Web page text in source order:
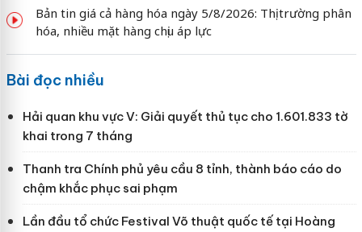
Bản tin giá cả hàng hóa ngày 5/8/2026: Thị trường phân
hóa, nhiều mặt hàng chịu áp lực
Bài đọc nhiều
Hải quan khu vực V: Giải quyết thủ tục cho 1.601.833 tờ
khai trong 7 tháng
Thanh tra Chính phủ yêu cầu 8 tỉnh, thành báo cáo do
chậm khắc phục sai phạm
Lần đầu tổ chức Festival Võ thuật quốc tế tại Hoàng